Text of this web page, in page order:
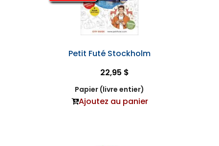
Petit Futé Stockholm
22,95 $
Papier (livre entier)
Ajoutez au panier